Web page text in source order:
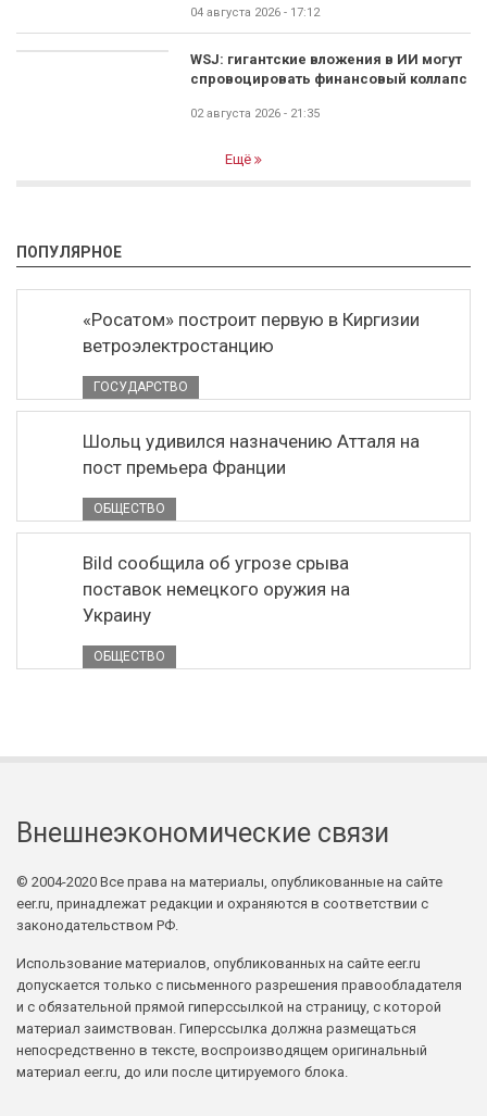
04 августа 2026 - 17:12
WSJ: гигантские вложения в ИИ могут
спровоцировать финансовый коллапс
02 августа 2026 - 21:35
Ещё
ПОПУЛЯРНОЕ
«Росатом» построит первую в Киргизии
ветроэлектростанцию
ГОСУДАРСТВО
Шольц удивился назначению Атталя на
пост премьера Франции
ОБЩЕСТВО
Bild сообщила об угрозе срыва
поставок немецкого оружия на
Украину
ОБЩЕСТВО
Внешнеэкономические связи
© 2004-2020 Все права на материалы, опубликованные на сайте
eer.ru, принадлежат редакции и охраняются в соответствии с
законодательством РФ.
Использование материалов, опубликованных на сайте eer.ru
допускается только с письменного разрешения правообладателя
и с обязательной прямой гиперссылкой на страницу, с которой
материал заимствован. Гиперссылка должна размещаться
непосредственно в тексте, воспроизводящем оригинальный
материал eer.ru, до или после цитируемого блока.